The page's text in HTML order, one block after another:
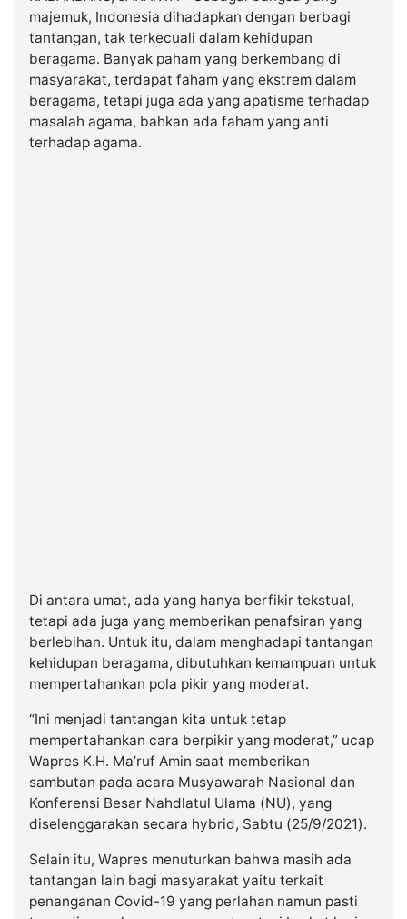
Kabarbaru.co
2026
Kabarbaru
majemuk, Indonesia dihadapkan dengan berbagi
tantangan, tak terkecuali dalam kehidupan
beragama. Banyak paham yang berkembang di
masyarakat, terdapat faham yang ekstrem dalam
beragama, tetapi juga ada yang apatisme terhadap
masalah agama, bahkan ada faham yang anti
terhadap agama.
Di antara umat, ada yang hanya berfikir tekstual,
tetapi ada juga yang memberikan penafsiran yang
berlebihan. Untuk itu, dalam menghadapi tantangan
kehidupan beragama, dibutuhkan kemampuan untuk
mempertahankan pola pikir yang moderat.
“Ini menjadi tantangan kita untuk tetap
mempertahankan cara berpikir yang moderat,” ucap
Wapres K.H. Ma’ruf Amin saat memberikan
sambutan pada acara Musyawarah Nasional dan
Konferensi Besar Nahdlatul Ulama (NU), yang
diselenggarakan secara hybrid, Sabtu (25/9/2021).
Selain itu, Wapres menuturkan bahwa masih ada
tantangan lain bagi masyarakat yaitu terkait
penanganan Covid-19 yang perlahan namun pasti